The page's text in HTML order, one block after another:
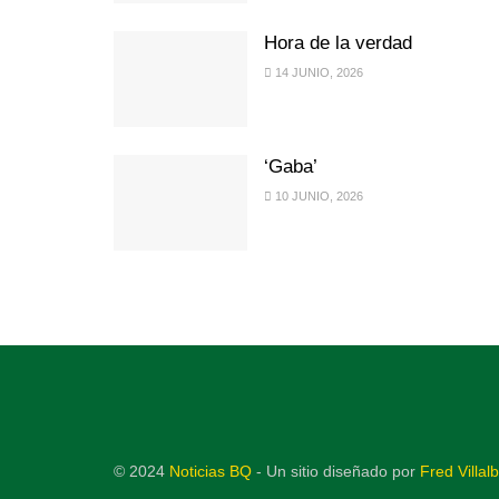
Hora de la verdad
14 JUNIO, 2026
‘Gaba’
10 JUNIO, 2026
© 2024 Noticias BQ - Un sitio diseñado por Fred